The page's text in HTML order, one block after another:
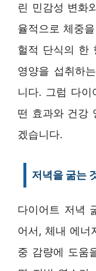
린 민감성 변화
율적으로 체중
헐적 단식의 한
영양을 섭취하
니다. 그럼 다이
떤 효과와 건강
겠습니다.
저녁을 굶는
다이어트 저녁
어서, 체내 에너
중 감량에 도움